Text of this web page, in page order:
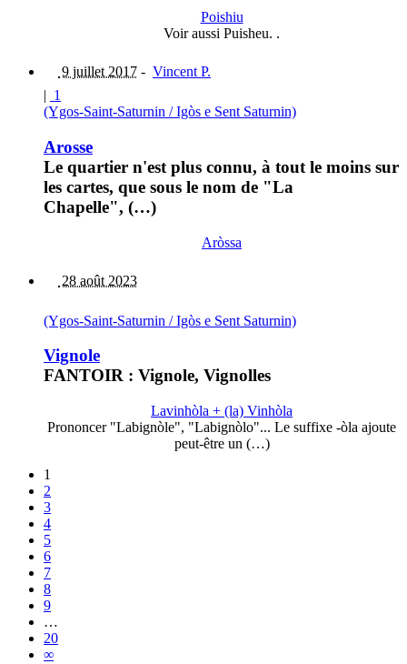
Poishiu
Voir aussi Puisheu. .
9 juillet 2017 - Vincent P.
| 1
(Ygos-Saint-Saturnin / Igòs e Sent Saturnin)
Arosse
Le quartier n'est plus connu, à tout le moins sur
les cartes, que sous le nom de "La
Chapelle", (…)
Aròssa
28 août 2023
(Ygos-Saint-Saturnin / Igòs e Sent Saturnin)
Vignole
FANTOIR : Vignole, Vignolles
Lavinhòla + (la) Vinhòla
Prononcer "Labignòle", "Labignòlo"... Le suffixe -òla ajoute
peut-être un (…)
1
2
3
4
5
6
7
8
9
…
20
∞